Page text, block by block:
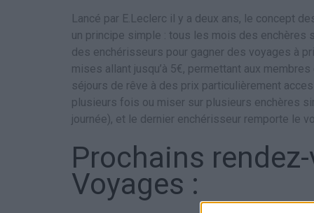
Lancé par E.Leclerc il y a deux ans, le concept
un principe simple : tous les mois des enchères
des enchérisseurs pour gagner des voyages à
mises allant jusqu’à 5€, permettant aux
séjours de rêve à des prix particulièrement
plusieurs fois ou miser sur plusieurs enchères
journée), et le dernier enchérisseur remporte le
Prochains
Voyages :